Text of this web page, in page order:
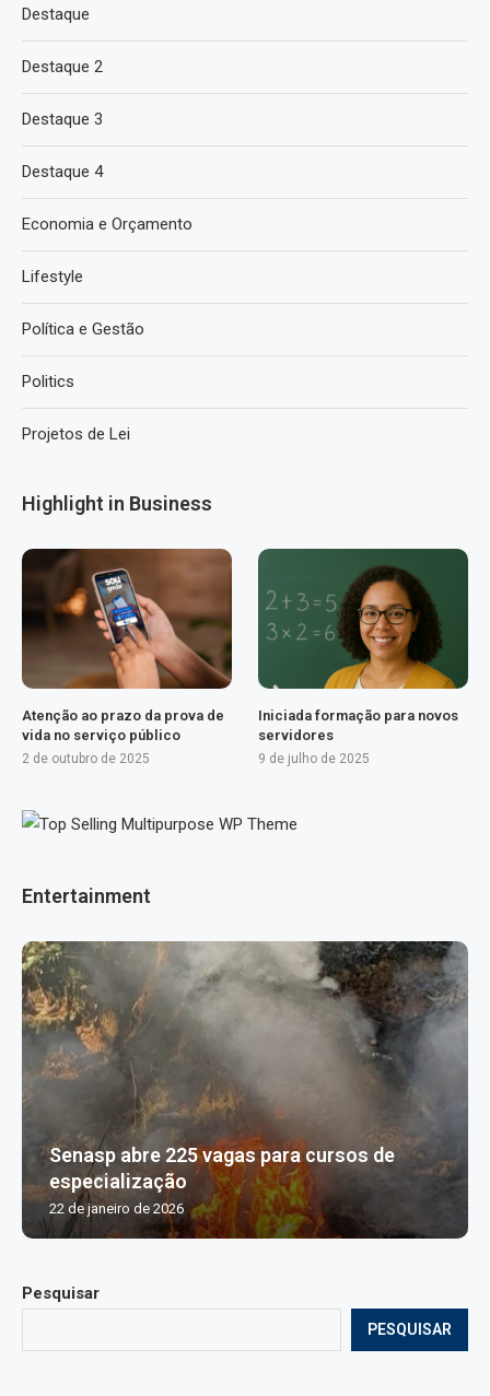
Pesquisar
PESQUISAR
Destaque
Destaque 2
Destaque 3
Destaque 4
Economia e Orçamento
Lifestyle
Política e Gestão
Politics
Projetos de Lei
Highlight in Business
Atenção ao prazo da prova de
vida no serviço público
2 de outubro de 2025
Iniciada formação para novos
servidores
9 de julho de 2025
Entertainment
Senasp abre 225 vagas para cursos de
especialização
22 de janeiro de 2026